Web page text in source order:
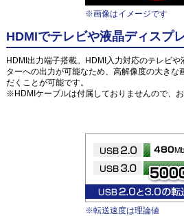
※画像はイメージです
HDMIでテレビや液晶ディスプ
HDMI出力端子搭載。HDMI入力対応のテレビや
ターへの出力が可能なため、高解像度の大きな
だくことが可能です。
※HDMIケーブルは付属しておりませんので、
※転送速度は理論値